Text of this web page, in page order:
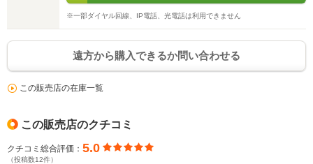
※一部ダイヤル回線、IP電話、光電話は利用できません
遠方から購入できるか問い合わせる
この販売店の在庫一覧
この販売店のクチコミ
クチコミ総合評価： 5.0
（投稿数12件）